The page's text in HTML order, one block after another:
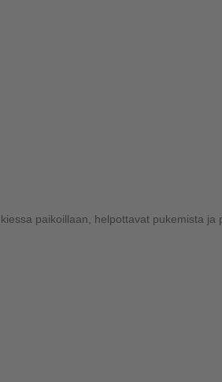
paikoillaan, helpottavat pukemista ja